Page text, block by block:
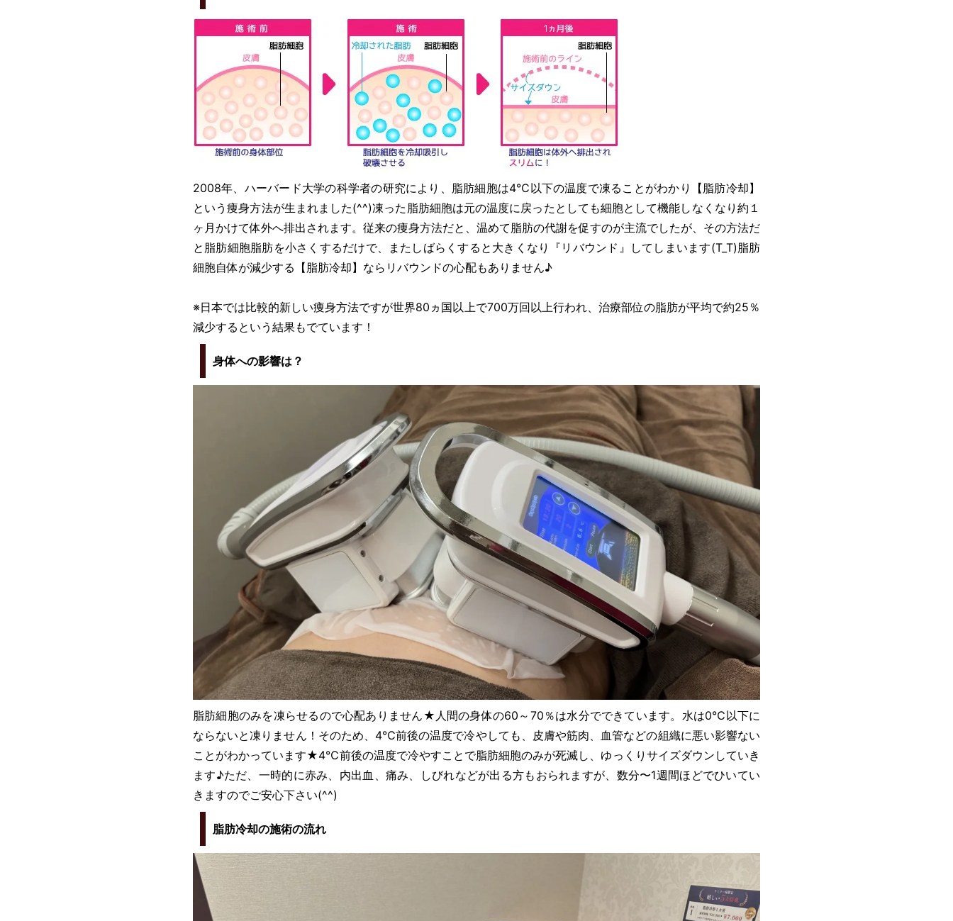
2008年、ハーバード大学の科学者の研究により、脂肪細胞は4℃以下の温度で凍ることがわかり【脂肪冷却】
という痩身方法が生まれました(^^)凍った脂肪細胞は元の温度に戻ったとしても細胞として機能しなくなり約１
ヶ月かけて体外へ排出されます。従来の痩身方法だと、温めて脂肪の代謝を促すのが主流でしたが、その方法だ
と脂肪細胞脂肪を小さくするだけで、またしばらくすると大きくなり『リバウンド』してしまいます(T_T)脂肪
細胞自体が減少する【脂肪冷却】ならリバウンドの心配もありません♪
※日本では比較的新しい痩身方法ですが世界80ヵ国以上で700万回以上行われ、治療部位の脂肪が平均で約25％
減少するという結果もでています！
身体への影響は？
脂肪細胞のみを凍らせるので心配ありません★人間の身体の60～70％は水分でできています。水は0℃以下に
ならないと凍りません！そのため、4℃前後の温度で冷やしても、皮膚や筋肉、血管などの組織に悪い影響ない
ことがわかっています★4℃前後の温度で冷やすことで脂肪細胞のみが死滅し、ゆっくりサイズダウンしていき
ます♪ただ、一時的に赤み、内出血、痛み、しびれなどが出る方もおられますが、数分〜1週間ほどでひいてい
きますのでご安心下さい(^^)
脂肪冷却の施術の流れ